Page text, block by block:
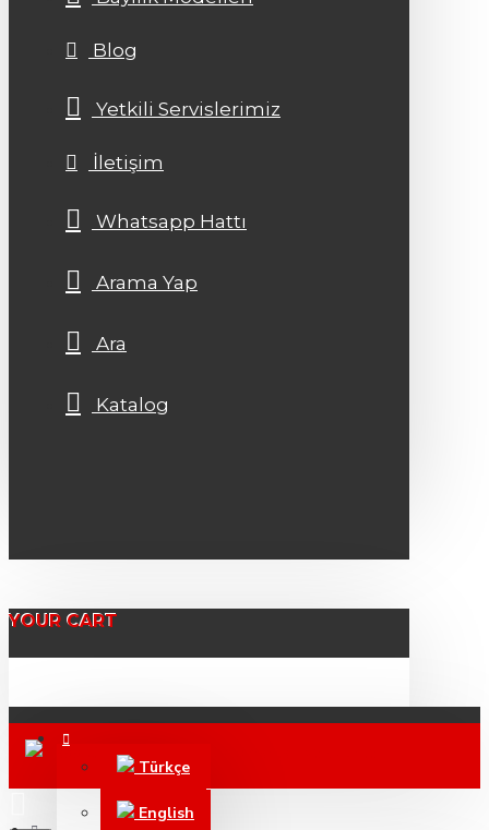
Blog
Yetkili Servislerimiz
İletişim
Whatsapp Hattı
Arama Yap
Ara
Katalog
YOUR CART
Türkçe
English